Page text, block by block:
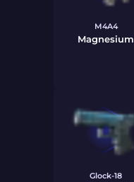
M4A4
Magnesium
Glock-18